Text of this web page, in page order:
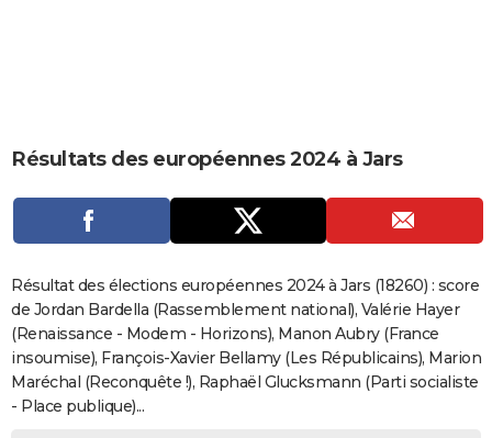
CARTE DE VOEUX
Carte de Noël
Carte Bonne année
Carte Saint-Valentin
Carte Pâques
Carte d'anniversaire
DICTIONNAIRE
Dictionnaire
Biographies
Citations
Expressions
Proverbes
PROGRAMME TV
COPAINS D'AVANT
S'inscrire
Se connecter
Lycées
Collèges
Primaires
Universités
Entreprises
Service militaire
Avis de recherche
AVIS DE DÉCÈS
FORUM
Résultats des européennes 2024 à Jars
Résultat des élections européennes 2024 à Jars (18260) : score
de Jordan Bardella (Rassemblement national), Valérie Hayer
(Renaissance - Modem - Horizons), Manon Aubry (France
insoumise), François-Xavier Bellamy (Les Républicains), Marion
Maréchal (Reconquête !), Raphaël Glucksmann (Parti socialiste
- Place publique)...